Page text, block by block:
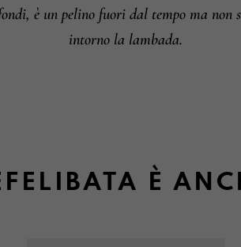
è un pelino fuori dal tempo ma
intorno la lambada.
È